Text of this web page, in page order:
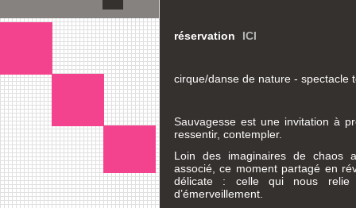
réservation ICI
cirque/danse de nature - spectacle
Sauvagesse est une invitation à
ressentir, contempler.
Loin des imaginaires de chaos
associé, ce moment partagé en
délicate : celle qui nous
d’émerveillement.